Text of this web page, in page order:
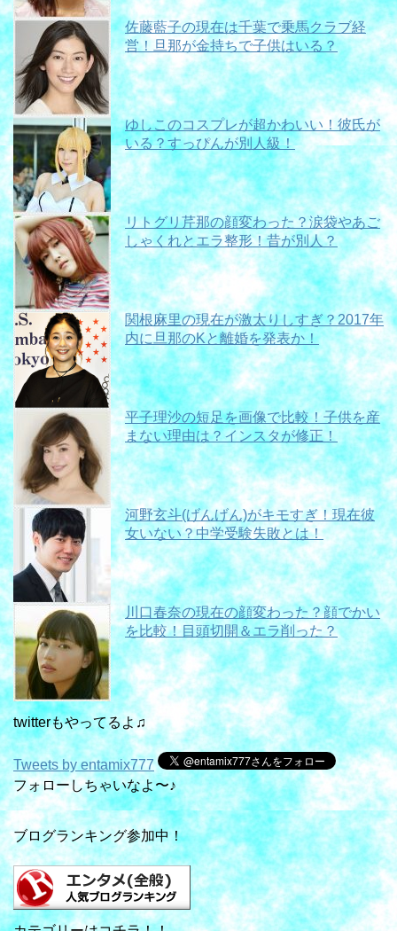
佐藤藍子の現在は千葉で乗馬クラブ経
営！旦那が金持ちで子供はいる？
ゆしこのコスプレが超かわいい！彼氏が
いる？すっぴんが別人級！
リトグリ芹那の顔変わった？涙袋やあご
しゃくれとエラ整形！昔が別人？
関根麻里の現在が激太りしすぎ？2017年
内に旦那のKと離婚を発表か！
平子理沙の短足を画像で比較！子供を産
まない理由は？インスタが修正！
河野玄斗(げんげん)がキモすぎ！現在彼
女いない？中学受験失敗とは！
川口春奈の現在の顔変わった？顔でかい
を比較！目頭切開＆エラ削った？
twitterもやってるよ♫
Tweets by entamix777
フォローしちゃいなよ〜♪
ブログランキング参加中！